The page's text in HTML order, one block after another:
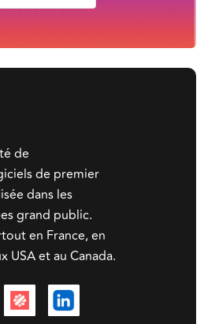
de
de premier
dans les
grand public.
en France, en
USA et au Canada.